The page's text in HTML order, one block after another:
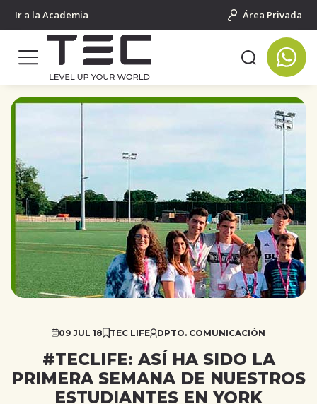
Ir a la Academia Área Privada
09 JUL 18 TEC LIFE DPTO. COMUNICACIÓN
#TECLIFE: ASÍ HA SIDO LA
PRIMERA SEMANA DE NUESTROS
ESTUDIANTES EN YORK